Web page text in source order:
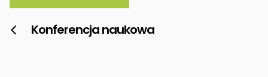
 Konferencja naukowa